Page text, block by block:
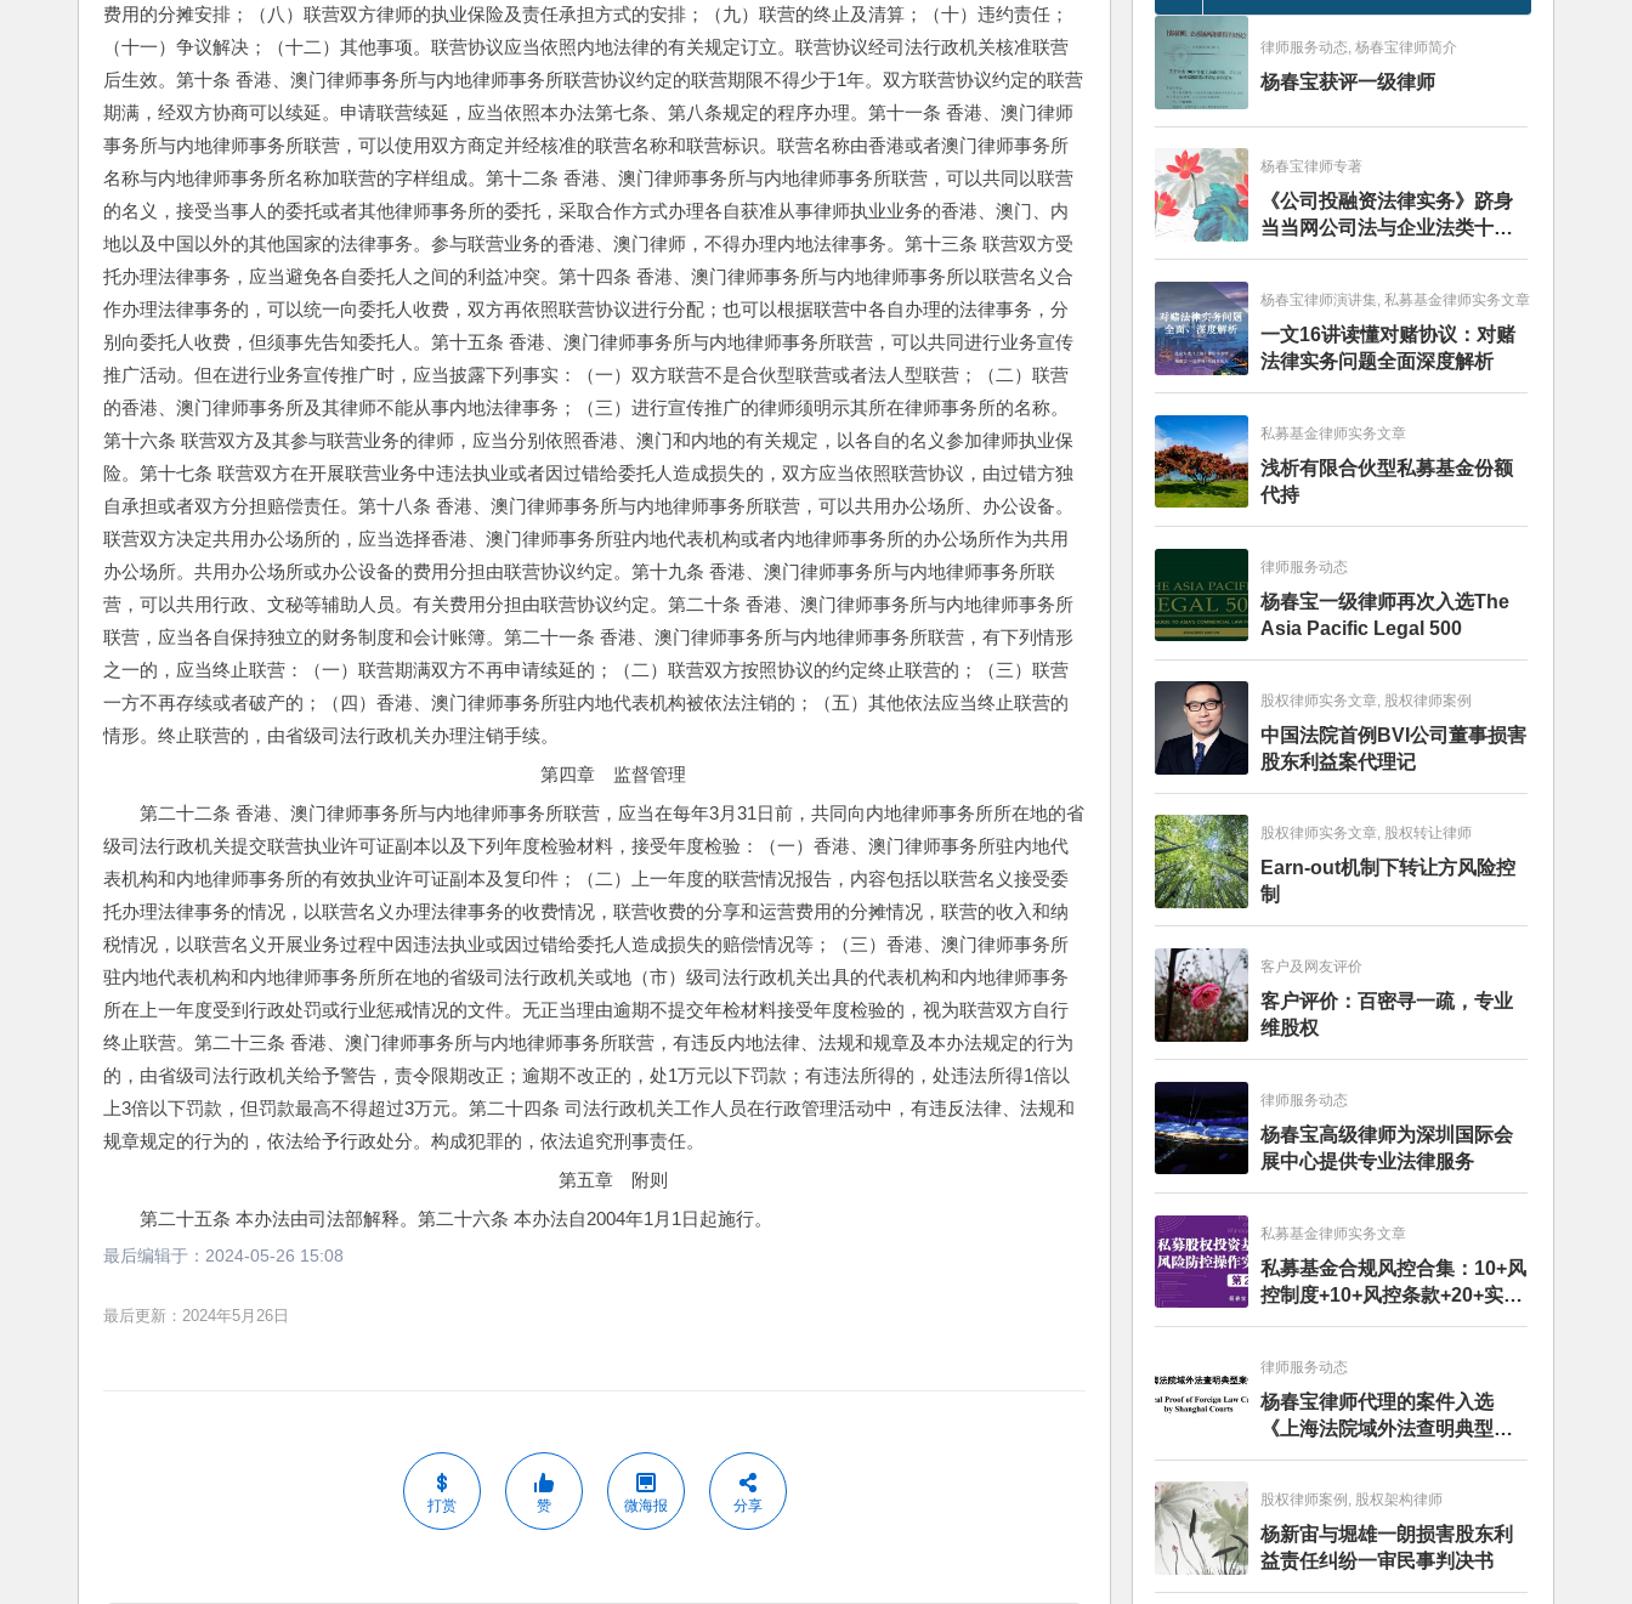
费用的分摊安排；（八）联营双方律师的执业保险及责任承担方式的安排；（九）联营的终止及清算；（十）违约责任；
（十一）争议解决；（十二）其他事项。联营协议应当依照内地法律的有关规定订立。联营协议经司法行政机关核准联营
后生效。 第十条 香港、澳门律师事务所与内地律师事务所联营协议约定的联营期限不得少于1年。双方联营协议约定的联营
期满，经双方协商可以续延。申请联营续延，应当依照本办法第七条、第八条规定的程序办理。 第十一条 香港、澳门律师
事务所与内地律师事务所联营，可以使用双方商定并经核准的联营名称和联营标识。联营名称由香港或者澳门律师事务所
名称与内地律师事务所名称加联营的字样组成。 第十二条 香港、澳门律师事务所与内地律师事务所联营，可以共同以联营
的名义，接受当事人的委托或者其他律师事务所的委托，采取合作方式办理各自获准从事律师执业业务的香港、澳门、内
地以及中国以外的其他国家的法律事务。参与联营业务的香港、澳门律师，不得办理内地法律事务。 第十三条 联营双方受
托办理法律事务，应当避免各自委托人之间的利益冲突。 第十四条 香港、澳门律师事务所与内地律师事务所以联营名义合
作办理法律事务的，可以统一向委托人收费，双方再依照联营协议进行分配；也可以根据联营中各自办理的法律事务，分
别向委托人收费，但须事先告知委托人。 第十五条 香港、澳门律师事务所与内地律师事务所联营，可以共同进行业务宣传
推广活动。但在进行业务宣传推广时，应当披露下列事实：（一）双方联营不是合伙型联营或者法人型联营；（二）联营
的香港、澳门律师事务所及其律师不能从事内地法律事务；（三）进行宣传推广的律师须明示其所在律师事务所的名称。
第十六条 联营双方及其参与联营业务的律师，应当分别依照香港、澳门和内地的有关规定，以各自的名义参加律师执业保
险。 第十七条 联营双方在开展联营业务中违法执业或者因过错给委托人造成损失的，双方应当依照联营协议，由过错方独
自承担或者双方分担赔偿责任。 第十八条 香港、澳门律师事务所与内地律师事务所联营，可以共用办公场所、办公设备。
联营双方决定共用办公场所的，应当选择香港、澳门律师事务所驻内地代表机构或者内地律师事务所的办公场所作为共用
办公场所。共用办公场所或办公设备的费用分担由联营协议约定。 第十九条 香港、澳门律师事务所与内地律师事务所联
营，可以共用行政、文秘等辅助人员。有关费用分担由联营协议约定。 第二十条 香港、澳门律师事务所与内地律师事务所
联营，应当各自保持独立的财务制度和会计账簿。 第二十一条 香港、澳门律师事务所与内地律师事务所联营，有下列情形
之一的，应当终止联营：（一）联营期满双方不再申请续延的；（二）联营双方按照协议的约定终止联营的；（三）联营
一方不再存续或者破产的；（四）香港、澳门律师事务所驻内地代表机构被依法注销的；（五）其他依法应当终止联营的
情形。终止联营的，由省级司法行政机关办理注销手续。
第四章　监督管理
第二十二条 香港、澳门律师事务所与内地律师事务所联营，应当在每年3月31日前，共同向内地律师事务所所在地的省
级司法行政机关提交联营执业许可证副本以及下列年度检验材料，接受年度检验：（一）香港、澳门律师事务所驻内地代
表机构和内地律师事务所的有效执业许可证副本及复印件；（二）上一年度的联营情况报告，内容包括以联营名义接受委
托办理法律事务的情况，以联营名义办理法律事务的收费情况，联营收费的分享和运营费用的分摊情况，联营的收入和纳
税情况，以联营名义开展业务过程中因违法执业或因过错给委托人造成损失的赔偿情况等；（三）香港、澳门律师事务所
驻内地代表机构和内地律师事务所所在地的省级司法行政机关或地（市）级司法行政机关出具的代表机构和内地律师事务
所在上一年度受到行政处罚或行业惩戒情况的文件。无正当理由逾期不提交年检材料接受年度检验的，视为联营双方自行
终止联营。 第二十三条 香港、澳门律师事务所与内地律师事务所联营，有违反内地法律、法规和规章及本办法规定的行为
的，由省级司法行政机关给予警告，责令限期改正；逾期不改正的，处1万元以下罚款；有违法所得的，处违法所得1倍以
上3倍以下罚款，但罚款最高不得超过3万元。 第二十四条 司法行政机关工作人员在行政管理活动中，有违反法律、法规和
规章规定的行为的，依法给予行政处分。构成犯罪的，依法追究刑事责任。
第五章　附则
第二十五条 本办法由司法部解释。 第二十六条 本办法自2004年1月1日起施行。
最后编辑于： 2024-05-26 15:08
最后更新：2024年5月26日
打赏 赞 微海报 分享
律师服务动态, 杨春宝律师简介
杨春宝获评一级律师
杨春宝律师专著
《公司投融资法律实务》跻身
当当网公司法与企业法类十大
畅销图书榜
杨春宝律师演讲集, 私募基金律师实务文章
一文16讲读懂对赌协议：对赌
法律实务问题全面深度解析
私募基金律师实务文章
浅析有限合伙型私募基金份额
代持
律师服务动态
杨春宝一级律师再次入选The
Asia Pacific Legal 500
股权律师实务文章, 股权律师案例
中国法院首例BVI公司董事损害
股东利益案代理记
股权律师实务文章, 股权转让律师
Earn-out机制下转让方风险控
制
客户及网友评价
客户评价：百密寻一疏，专业
维股权
律师服务动态
杨春宝高级律师为深圳国际会
展中心提供专业法律服务
私募基金律师实务文章
私募基金合规风控合集：10+风
控制度+10+风控条款+20+实务
文章+每月动态
律师服务动态
杨春宝律师代理的案件入选
《上海法院域外法查明典型案
例》
股权律师案例, 股权架构律师
杨新宙与堀雄一朗损害股东利
益责任纠纷一审民事判决书